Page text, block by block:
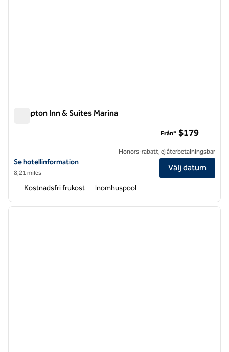
Hampton Inn & Suites Marina
Visa hotelldetaljer för Hampton Inn & Suites Marina
Se hotellinformation
8,21 miles
Från* $179
Honors-rabatt, ej återbetalningsbar
Välj datum
Kostnadsfri frukost Inomhuspool
1 av 8
nästa